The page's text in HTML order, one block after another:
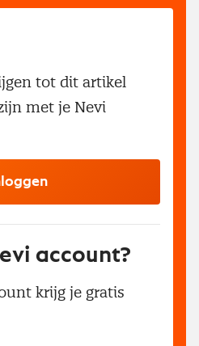
tot dit artikel
met je Nevi
account?
krijg je gratis